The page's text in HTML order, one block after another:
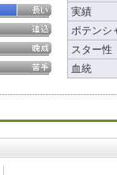
実績
ポテンシ
スター性
血統